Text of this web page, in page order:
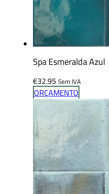
Spa Esmeralda Azul
€32.95 Sem IVA
ORÇAMENTO